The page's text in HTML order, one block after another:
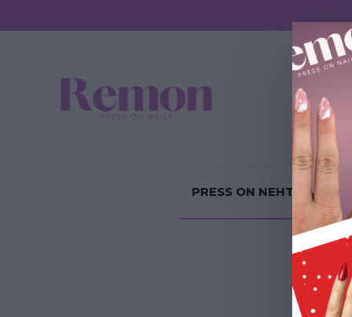
Sundání
PRESS ON NEHTY